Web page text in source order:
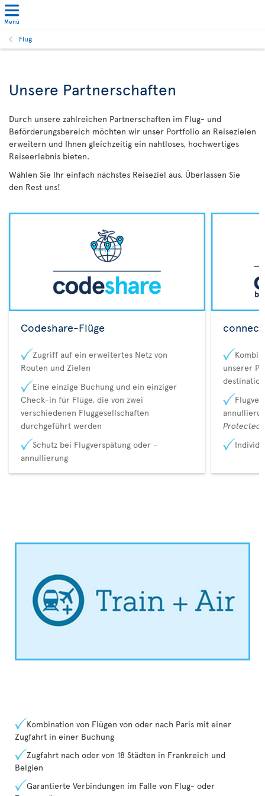
Menü
Flug
Unsere Partnerschaften
Durch unsere zahlreichen Partnerschaften im Flug- und
Beförderungsbereich möchten wir unser Portfolio an Reisezielen
erweitern und Ihnen gleichzeitig ein nahtloses, hochwertiges
Reiseerlebnis bieten.
Wählen Sie Ihr einfach nächstes Reiseziel aus. Überlassen Sie
den Rest uns!
Codeshare-Flüge
Zugriff auf ein erweitertes Netz von
Routen und Zielen
Eine einzige Buchung und ein einziger
Check-in für Flüge, die von zwei
verschiedenen Fluggesellschaften
durchgeführt werden
Schutz bei Flugverspätung oder -
annullierung
unserer
Protected
Kombination von Flügen von oder nach Paris mit einer
Zugfahrt in einer Buchung
Zugfahrt nach oder von 18 Städten in Frankreich und
Belgien
Garantierte Verbindungen im Falle von Flug- oder